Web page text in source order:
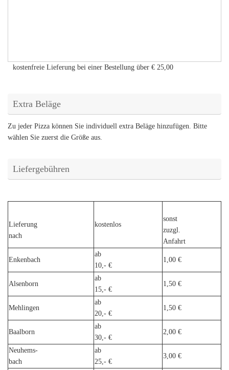
kostenfreie Lieferung bei einer Bestellung über € 25,00
Extra Beläge
Zu jeder Pizza können Sie individuell extra Beläge hinzufügen. Bitte
wählen Sie zuerst die Größe aus.
Liefergebühren
Lieferung
nach
kostenlos
sonst
zuzgl.
Anfahrt
Enkenbach
ab
10,- €
1,00 €
Alsenborn
ab
15,- €
1,50 €
Mehlingen
ab
20,- €
1,50 €
Baalborn
ab
30,- €
2,00 €
Neuhems-
bach
ab
25,- €
3,00 €